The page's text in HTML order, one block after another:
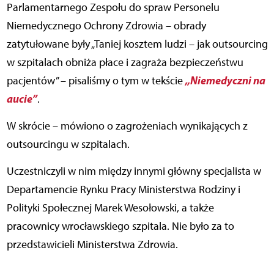
Parlamentarnego Zespołu do spraw Personelu
Niemedycznego Ochrony Zdrowia – obrady
zatytułowane były „Taniej kosztem ludzi – jak outsourcing
w szpitalach obniża płace i zagraża bezpieczeństwu
pacjentów” – pisaliśmy o tym w tekście„Niemedyczni na
aucie”.
W skrócie – mówiono o zagrożeniach wynikających z
outsourcingu w szpitalach.
Uczestniczyli w nim między innymi główny specjalista w
Departamencie Rynku Pracy Ministerstwa Rodziny i
Polityki Społecznej Marek Wesołowski, a także
pracownicy wrocławskiego szpitala. Nie było za to
przedstawicieli Ministerstwa Zdrowia.